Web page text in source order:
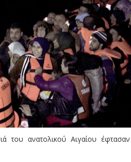
του ανατολικού Αιγαίου